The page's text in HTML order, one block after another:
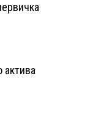
актива